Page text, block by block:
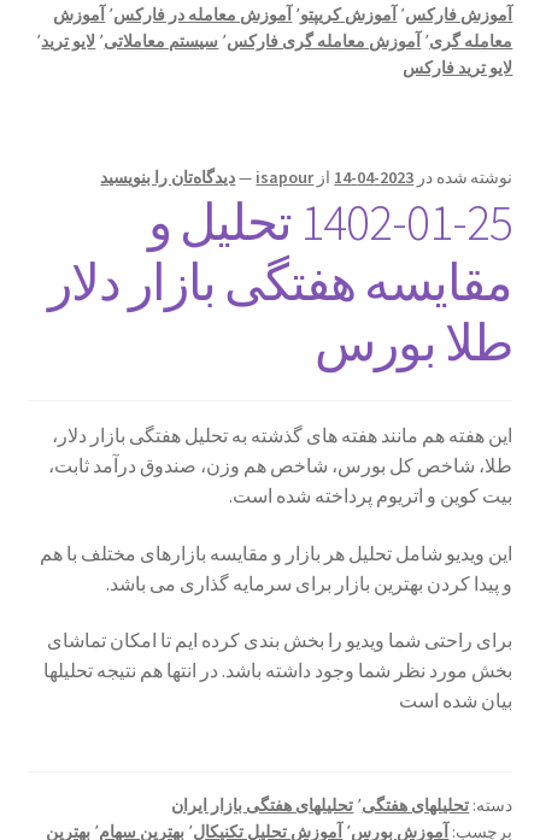
آموزش فارکس٬ آموزش کریپتو٬ آموزش معامله در فارکس٬ آموزش
معامله گری٬ آموزش معامله گری فارکس٬ سیستم معاملاتی٬ لایو ترید٬
لایو ترید فارکس
نوشته شده در 2023-04-14 ازisapour
—دیدگاه‌تان را بنویسید
1402-01-25 تحلیل و
مقایسه هفتگی بازار دلار
طلا بورس
این هفته هم مانند هفته های گذشته به تحلیل هفتگی بازار دلار،
طلا، شاخص کل بورس، شاخص هم وزن، صندوق درآمد ثابت،
بیت کوین و اتریوم پرداخته شده است.
این ویدیو شامل تحلیل هر بازار و مقایسه بازارهای مختلف با هم
و پیدا کردن بهترین بازار برای سرمایه گذاری می باشد.
برای راحتی شما ویدیو را بخش بندی کرده ایم تا امکان تماشای
بخش مورد نظر شما وجود داشته باشد. در انتها هم نتیجه تحلیلها
بیان شده است
دسته: تحلیلهای هفتگی٬ تحلیلهای هفتگی بازار ایران
برچسب: آموزش بورس٬ آموزش تحلیل تکنیکال٬ بهترین سهام٬ بهترین